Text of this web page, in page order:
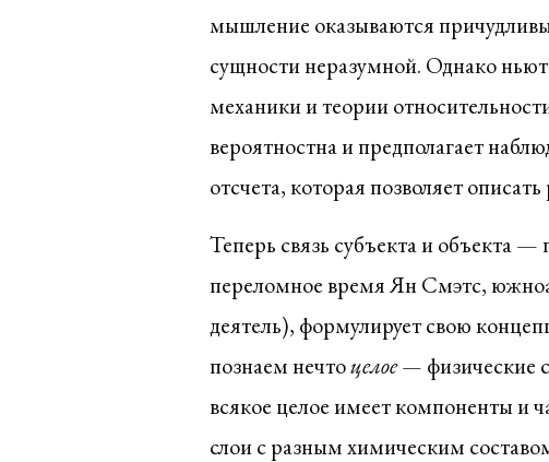
мышление оказываются
сущности неразумной. Однако
механики и теории
вероятностна и предполагает
отсчета, которая позволяет
Теперь связь субъекта и объекта
переломное время Ян Смэтс,
деятель), формулирует свою
познаем нечтоцелое — физические
всякое целое имеет компоненты и
слои с разным химическим